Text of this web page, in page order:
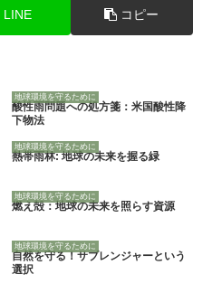
LINE コピー
地球環境を守るために
酸性雨問題への処方箋：米国酸性降
下物法
地球環境を守るために
熱帯雨林: 地球の未来を握る緑
地球環境を守るために
燃え殻：地球の未来を照らす資源
地球環境を守るために
自然を守る！サブレンジャーという
選択